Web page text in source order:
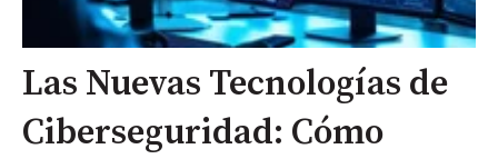
Las Nuevas Tecnologías de
Ciberseguridad: Cómo